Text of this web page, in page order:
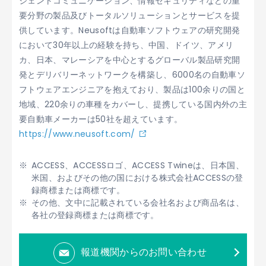
要分野の製品及びトータルソリューションとサービスを提
供しています。Neusoftは自動車ソフトウェアの研究開発
において30年以上の経験を持ち、中国、ドイツ、アメリ
カ、日本、マレーシアを中心とするグローバル製品研究開
発とデリバリーネットワークを構築し、6000名の自動車ソ
フトウェアエンジニアを抱えており、製品は100余りの国と
地域、220余りの車種をカバーし、提携している国内外の主
要自動車メーカーは50社を超えています。
https://www.neusoft.com/
ACCESS、ACCESSロゴ、ACCESS Twineは、日本国、
米国、およびその他の国における株式会社ACCESSの登
録商標または商標です。
その他、文中に記載されている会社名および商品名は、
各社の登録商標または商標です。
報道機関からのお問い合わせ